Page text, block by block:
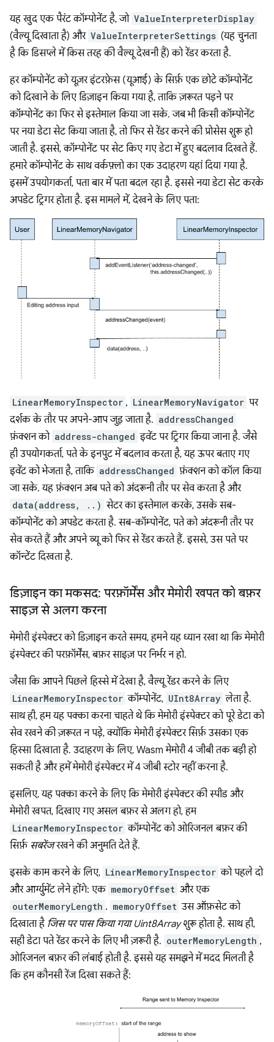
यह खुद एक पैरंट कॉम्पोनेंट है, जो ValueInterpreterDisplay
(वैल्यू दिखाता है) और ValueInterpreterSettings (यह चुनता
है कि डिसप्ले में किस तरह की वैल्यू देखनी हैं) को रेंडर करता है.
हर कॉम्पोनेंट को यूज़र इंटरफ़ेस (यूआई) के सिर्फ़ एक छोटे कॉम्पोनेंट
को दिखाने के लिए डिज़ाइन किया गया है, ताकि ज़रूरत पड़ने पर
कॉम्पोनेंट का फिर से इस्तेमाल किया जा सके. जब भी किसी कॉम्पोनेंट
पर नया डेटा सेट किया जाता है, तो फिर से रेंडर करने की प्रोसेस शुरू हो
जाती है. इससे, कॉम्पोनेंट पर सेट किए गए डेटा में हुए बदलाव दिखते हैं.
हमारे कॉम्पोनेंट के साथ वर्कफ़्लो का एक उदाहरण यहां दिया गया है.
इसमें उपयोगकर्ता, पता बार में पता बदल रहा है. इससे नया डेटा सेट करके
अपडेट ट्रिगर होता है. इस मामले में, देखने के लिए पता:
LinearMemoryInspector , LinearMemoryNavigator पर
दर्शक के तौर पर अपने-आप जुड़ जाता है. addressChanged
फ़ंक्शन को address-changed इवेंट पर ट्रिगर किया जाना है. जैसे
ही उपयोगकर्ता, पते के इनपुट में बदलाव करता है, यह ऊपर बताए गए
इवेंट को भेजता है, ताकि addressChanged फ़ंक्शन को कॉल किया
जा सके. यह फ़ंक्शन अब पते को अंदरूनी तौर पर सेव करता है और
data(address, ..) सेटर का इस्तेमाल करके, उसके सब-
कॉम्पोनेंट को अपडेट करता है. सब-कॉम्पोनेंट, पते को अंदरूनी तौर पर
सेव करते हैं और अपने व्यू को फिर से रेंडर करते हैं. इससे, उस पते पर
कॉन्टेंट दिखता है.
डिज़ाइन का मकसद: परफ़ॉर्मेंस और मेमोरी खपत को बफ़र
साइज़ से अलग करना
मेमोरी इंस्पेक्टर को डिज़ाइन करते समय, हमने यह ध्यान रखा था कि मेमोरी
इंस्पेक्टर की परफ़ॉर्मेंस, बफ़र साइज़ पर निर्भर न हो.
जैसा कि आपने पिछले हिस्से में देखा है, वैल्यू रेंडर करने के लिए
LinearMemoryInspector कॉम्पोनेंट, UInt8Array लेता है.
साथ ही, हम यह पक्का करना चाहते थे कि मेमोरी इंस्पेक्टर को पूरे डेटा को
सेव रखने की ज़रूरत न पड़े, क्योंकि मेमोरी इंस्पेक्टर सिर्फ़ उसका एक
हिस्सा दिखाता है. उदाहरण के लिए, Wasm मेमोरी 4 जीबी तक बड़ी हो
सकती है और हमें मेमोरी इंस्पेक्टर में 4 जीबी स्टोर नहीं करना है.
इसलिए, यह पक्का करने के लिए कि मेमोरी इंस्पेक्टर की स्पीड और
मेमोरी खपत, दिखाए गए असल बफ़र से अलग हो, हम
LinearMemoryInspector कॉम्पोनेंट को ओरिजनल बफ़र की
सिर्फ़ सबरेंजरखने की अनुमति देते हैं.
इसके काम करने के लिए, LinearMemoryInspector को पहले दो
और आर्ग्युमेंट लेने होंगे: एक memoryOffset और एक
outerMemoryLength . memoryOffset उस ऑफ़सेट को
दिखाता है जिस पर पास किया गया Uint8Arrayशुरू होता है. साथ ही,
सही डेटा पते रेंडर करने के लिए भी ज़रूरी है. outerMemoryLength ,
ओरिजनल बफ़र की लंबाई होती है. इससे यह समझने में मदद मिलती है
कि हम कौनसी रेंज दिखा सकते हैं: